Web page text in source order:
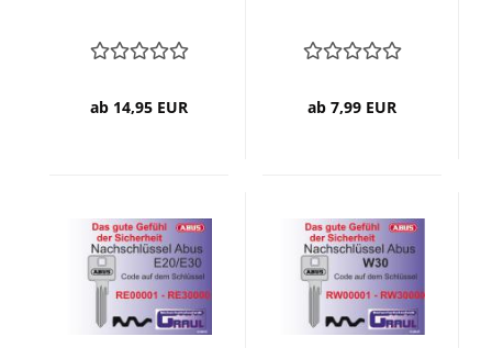
ab 14,95 EUR ab 7,99 EUR